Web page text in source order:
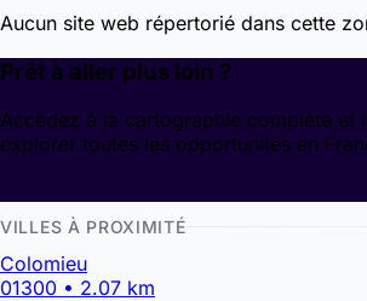
Aucun site web répertorié dans cette
Prêt à aller plus loin ?
Accédez à la cartographie complète et
explorer toutes les opportunités en
VILLES À PROXIMITÉ
Colomieu
01300 • 2.07 km